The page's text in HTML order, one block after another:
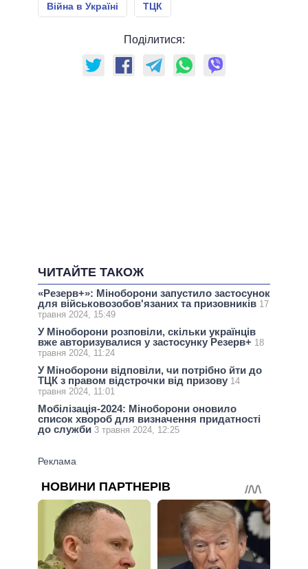
Війна в Україні ТЦК
Поділитися:
ЧИТАЙТЕ ТАКОЖ
«Резерв+»: Міноборони запустило застосунок
для військовозобов'язаних та призовників 17
травня 2024, 15:49
У Міноборони розповіли, скільки українців
вже авторизувалися у застосунку Резерв+ 18
травня 2024, 11:24
У Міноборони відповіли, чи потрібно йти до
ТЦК з правом відстрочки від призову 14
травня 2024, 11:01
Мобілізація-2024: Міноборони оновило
список хвороб для визначення придатності
до служби 3 травня 2024, 12:25